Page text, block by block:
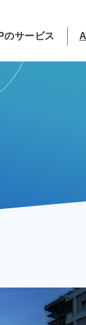
のサービス